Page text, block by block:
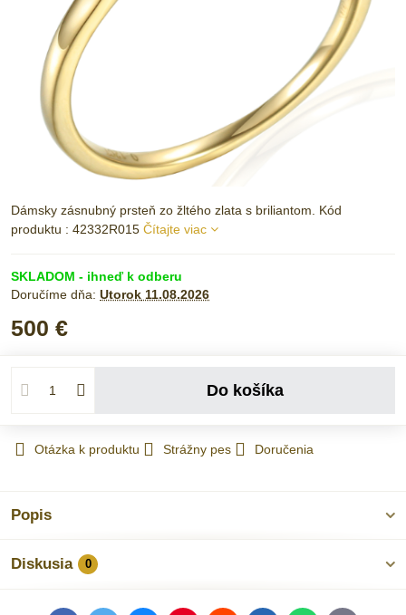
Dámsky zásnubný prsteň zo žltého zlata s briliantom. Kód
produktu : 42332R015 Čítajte viac
SKLADOM - ihneď k odberu
Doručíme dňa: Utorok 11.08.2026
500 €
Do košíka
Otázka k produktu Strážny pes Doručenia
Popis
Diskusia 0